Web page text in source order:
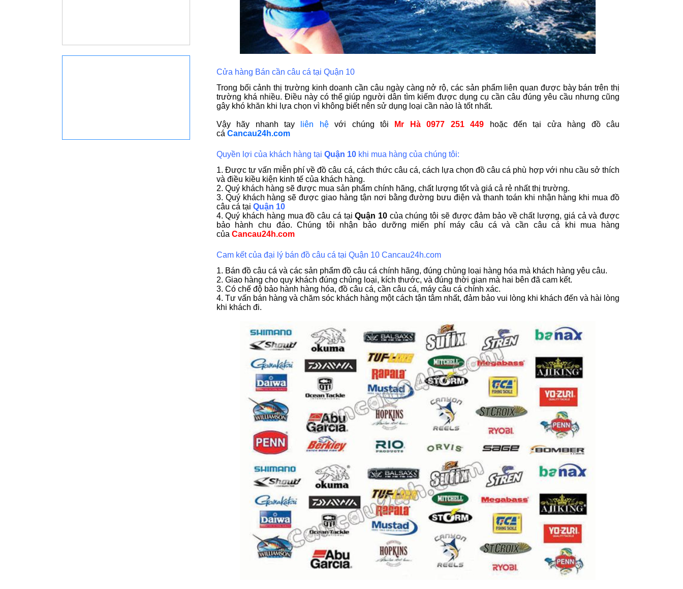
Cửa hàng Bán cần câu cá tại Quận 10
Trong bối cảnh thị trường kinh doanh cần câu ngày càng nở rộ, các sản phẩm liên quan được bày bán trên thị
trường khá nhiều. Điều này có thể giúp người dân tìm kiếm được dụng cụ cần câu đúng yêu cầu nhưng cũng
gây khó khăn khi lựa chọn vì không biết nên sử dụng loại cần nào là tốt nhất.
Vậy hãy nhanh tay liên hệvới chúng tôi Mr Hà 0977 251 449 hoặc đến tại cửa hàng đồ câu
cá Cancau24h.com
Quyền lợi của khách hàng tại Quận 10khi mua hàng của chúng tôi:
1. Được tư vấn miễn phí về đồ câu cá, cách thức câu cá, cách lựa chọn đồ câu cá phù hợp với nhu cầu sở thích
và điều kiều kiện kinh tế của khách hàng.
2. Quý khách hàng sẽ được mua sản phẩm chính hãng, chất lượng tốt và giá cả rẻ nhất thị trường.
3. Quý khách hàng sẽ được giao hàng tận nơi bằng đường bưu điện và thanh toán khi nhận hàng khi mua đồ
câu cá tại Quận 10
4. Quý khách hàng mua đồ câu cá tạiQuận 10của chúng tôi sẽ được đảm bảo về chất lượng, giá cả và được
bảo hành chu đáo. Chúng tôi nhận bảo dưỡng miến phí máy câu cá và cần câu cá khi mua hàng
của Cancau24h.com
Cam kết của đại lý bán đồ câu cá tại Quận 10 Cancau24h.com
1. Bán đồ câu cá và các sản phẩm đồ câu cá chính hãng, đúng chủng loại hàng hóa mà khách hàng yêu câu.
2. Giao hàng cho quy khách đúng chủng loại, kích thước, và đúng thời gian mà hai bên đã cam kết.
3. Có chế độ bảo hành hàng hóa, đồ câu cá, cần câu cá, máy câu cá chính xác.
4. Tư vấn bán hàng và chăm sóc khách hàng một cách tận tâm nhất, đảm bảo vui lòng khi khách đến và hài lòng
khi khách đi.